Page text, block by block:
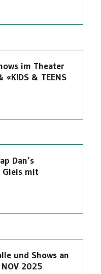
im Theater
«KIDS & TEENS
Dan’s
Gleis mit
und Shows an
2025